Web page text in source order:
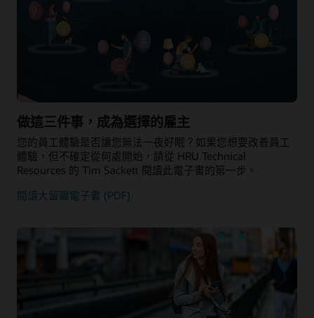
做這三件事，成為選擇的雇主
您的員工體驗是否讓您無法一夜好眠？如果您想要改善員工
體驗，但不確定從何處開始，請從 HRU Technical
Resources 的 Tim Sackett 閱讀此電子書的第一步。
閱讀大留職電子書 (PDF)